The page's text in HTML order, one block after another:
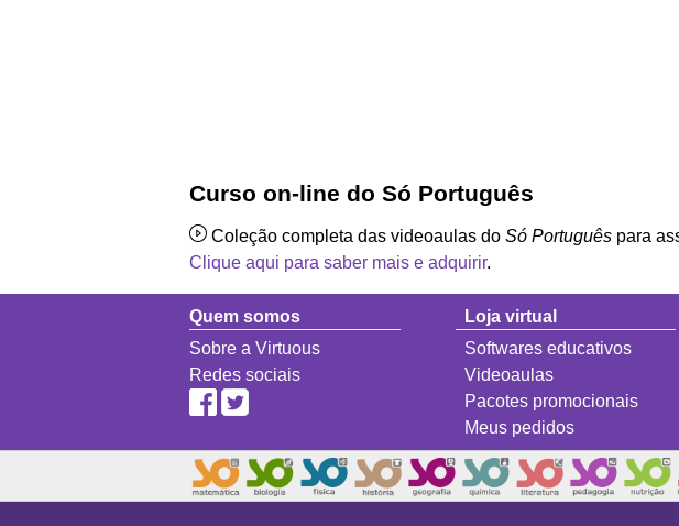
Curso on-line do Só Português
Coleção completa das videoaulas do Só Português para
Clique aqui para saber mais e adquirir.
Quem somos
Sobre a Virtuous
Redes sociais
Loja virtual
Softwares educativos
Videoaulas
Pacotes promocionais
Meus pedidos